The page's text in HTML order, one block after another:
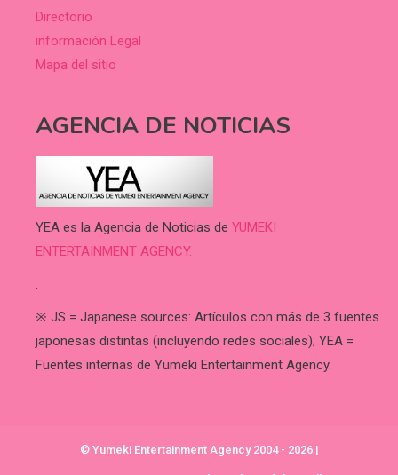
Directorio
información Legal
Mapa del sitio
AGENCIA DE NOTICIAS
YEA es la Agencia de Noticias de YUMEKI
ENTERTAINMENT AGENCY.
.
※ JS = Japanese sources: Artículos con más de 3 fuentes
japonesas distintas (incluyendo redes sociales); YEA =
Fuentes internas de Yumeki Entertainment Agency.
© Yumeki Entertainment Agency 2004 - 2026 |